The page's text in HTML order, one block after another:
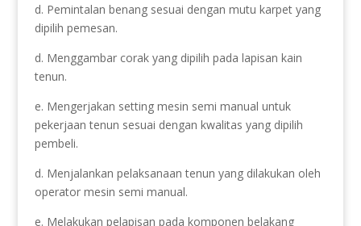
d. Pemintalan benang sesuai dengan mutu karpet yang
dipilih pemesan.
d. Menggambar corak yang dipilih pada lapisan kain
tenun.
e. Mengerjakan setting mesin semi manual untuk
pekerjaan tenun sesuai dengan kwalitas yang dipilih
pembeli.
d. Menjalankan pelaksanaan tenun yang dilakukan oleh
operator mesin semi manual.
e. Melakukan pelapisan pada komponen belakang